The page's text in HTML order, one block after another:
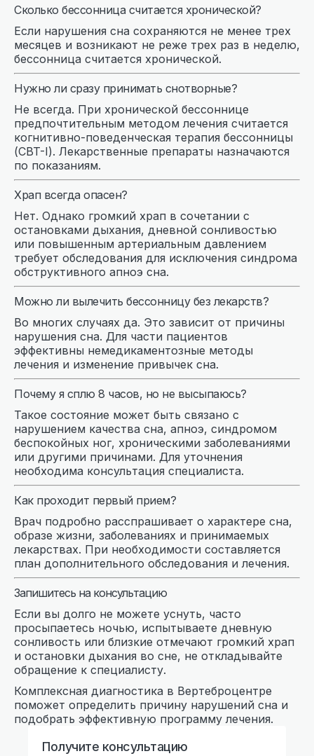
Сколько бессонница считается хронической?
Если нарушения сна сохраняются не менее трех
месяцев и возникают не реже трех раз в неделю,
бессонница считается хронической.
Нужно ли сразу принимать снотворные?
Не всегда. При хронической бессоннице
предпочтительным методом лечения считается
когнитивно-поведенческая терапия бессонницы
(CBT-I). Лекарственные препараты назначаются
по показаниям.
Храп всегда опасен?
Нет. Однако громкий храп в сочетании с
остановками дыхания, дневной сонливостью
или повышенным артериальным давлением
требует обследования для исключения синдрома
обструктивного апноэ сна.
Можно ли вылечить бессонницу без лекарств?
Во многих случаях да. Это зависит от причины
нарушения сна. Для части пациентов
эффективны немедикаментозные методы
лечения и изменение привычек сна.
Почему я сплю 8 часов, но не высыпаюсь?
Такое состояние может быть связано с
нарушением качества сна, апноэ, синдромом
беспокойных ног, хроническими заболеваниями
или другими причинами. Для уточнения
необходима консультация специалиста.
Как проходит первый прием?
Врач подробно расспрашивает о характере сна,
образе жизни, заболеваниях и принимаемых
лекарствах. При необходимости составляется
план дополнительного обследования и лечения.
Запишитесь на консультацию
Если вы долго не можете уснуть, часто
просыпаетесь ночью, испытываете дневную
сонливость или близкие отмечают громкий храп
и остановки дыхания во сне, не откладывайте
обращение к специалисту.
Комплексная диагностика в Вертеброцентре
поможет определить причину нарушений сна и
подобрать эффективную программу лечения.
Получите консультацию